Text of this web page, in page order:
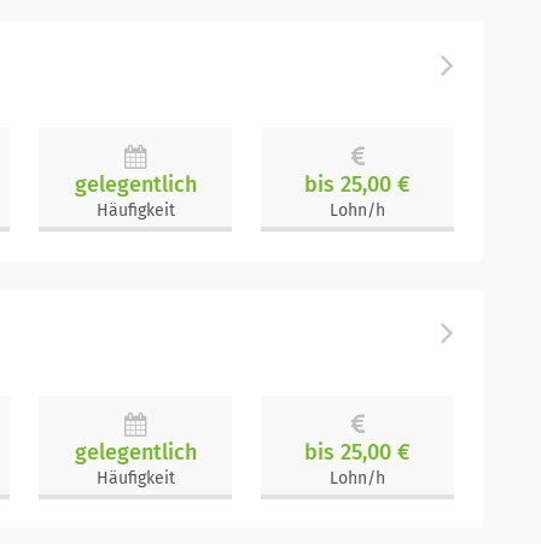
gelegentlich
Häufigkeit
bis 25,00 €
Lohn/h
gelegentlich
Häufigkeit
bis 25,00 €
Lohn/h